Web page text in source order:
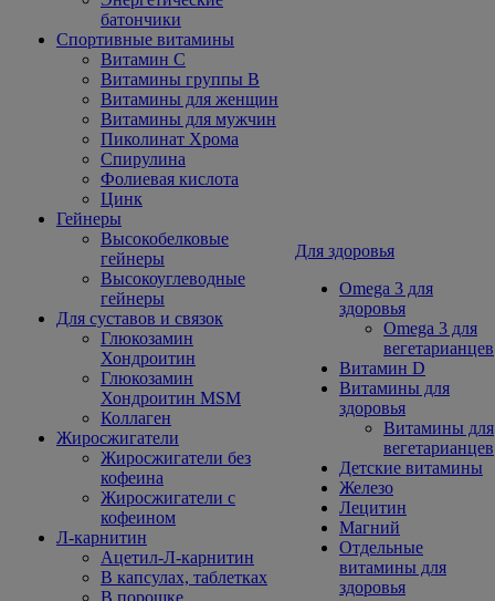
батончики
Спортивные витамины
Витамин С
Витамины группы В
Витамины для женщин
Витамины для мужчин
Пиколинат Хрома
Спирулина
Фолиевая кислота
Цинк
Гейнеры
Высокобелковые
гейнеры
Высокоуглеводные
гейнеры
Для суставов и связок
Глюкозамин
Хондроитин
Глюкозамин
Хондроитин MSM
Коллаген
Жиросжигатели
Жиросжигатели без
кофеина
Жиросжигатели с
кофеином
Л-карнитин
Ацетил-Л-карнитин
В капсулах, таблетках
В порошке
Для здоровья
Omega 3 для
здоровья
Omega 3 для
вегетарианцев
Витамин D
Витамины для
здоровья
Витамины для
вегетарианцев
Детские витамины
Железо
Лецитин
Магний
Отдельные
витамины для
здоровья